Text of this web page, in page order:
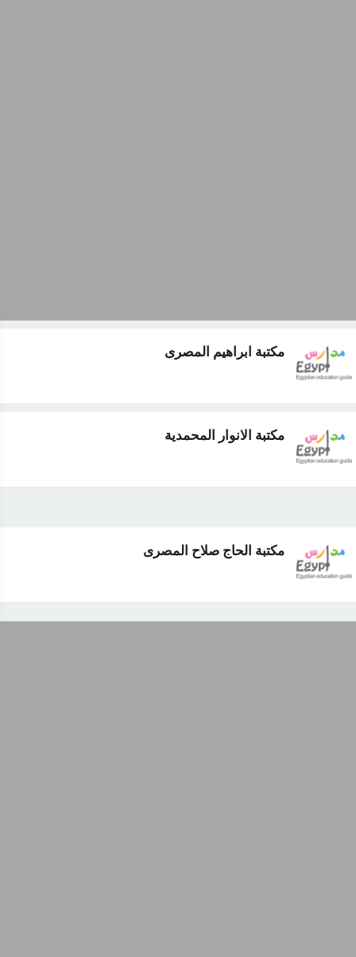
مكتبة ابراهيم المصرى
مكتبة الانوار المحمدية
مكتبة الحاج صلاح المصرى